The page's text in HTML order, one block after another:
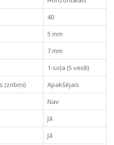
40
5 mm
7 mm
1-soļa (5 veidi)
(zobiņi)
Apakšējais
Nav
Jā
Jā